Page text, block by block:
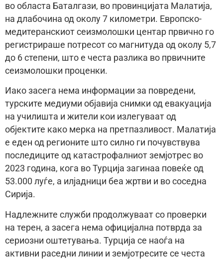
во областа Баталгази, во провинцијата Малатија,
на длабочина од околу 7 километри. Европско-
медитеранскиот сеизмолошки центар првично го
регистрираше потресот со магнитуда од околу 5,7
до 6 степени, што е честа разлика во првичните
сеизмолошки проценки.
Иако засега нема информации за повредени,
турските медиуми објавија снимки од евакуација
на училишта и жители кои излегуваат од
објектите како мерка на претпазливост. Малатија
е еден од регионите што силно ги почувствува
последиците од катастрофалниот земјотрес во
2023 година, кога во Турција загинаа повеќе од
53.000 луѓе, а илјадници беа жртви и во соседна
Сирија.
Надлежните служби продолжуваат со проверки
на терен, а засега нема официјална потврда за
сериозни оштетувања. Турција се наоѓа на
активни раседни линии и земјотресите се честа